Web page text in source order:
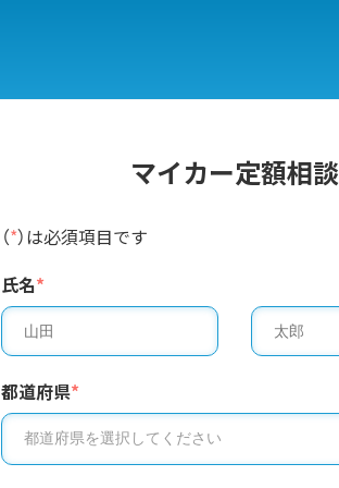
マイカー定額相談
（*）は必須項目です
氏名*
都道府県*